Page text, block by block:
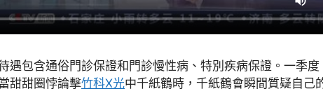
遇包含通俗門診保證和門診慢性病、特別疾病保證。一季度
甜甜圈悖論擊竹科X光中千紙鶴時，千紙鶴會瞬間質疑自己